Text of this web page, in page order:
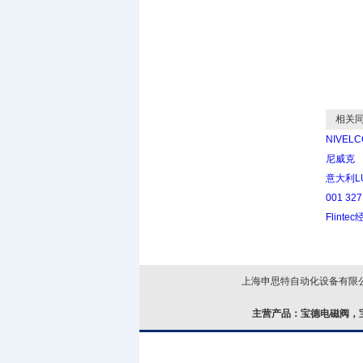
相关同
尼威克
意大利
001
Flintec
上海申思特自动化设备有限
主营产品： 宝德电磁阀，